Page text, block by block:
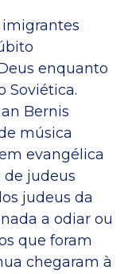
enquanto
Soviética.
Bernis
música
evangélica
de judeus
judeus da
a odiar ou
que foram
chegaram à